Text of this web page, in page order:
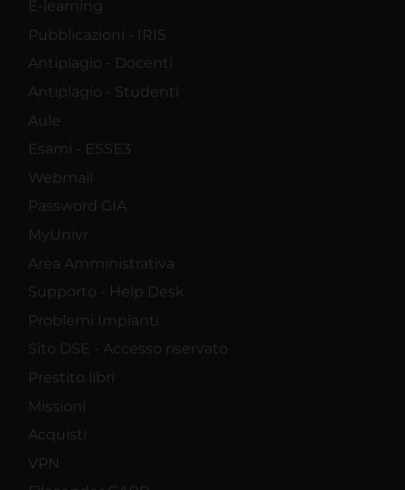
E-learning
Pubblicazioni - IRIS
Antiplagio - Docenti
Antiplagio - Studenti
Aule
Esami - ESSE3
Webmail
Password GIA
MyUnivr
Area Amministrativa
Supporto - Help Desk
Problemi Impianti
Sito DSE - Accesso riservato
Prestito libri
Missioni
Acquisti
VPN